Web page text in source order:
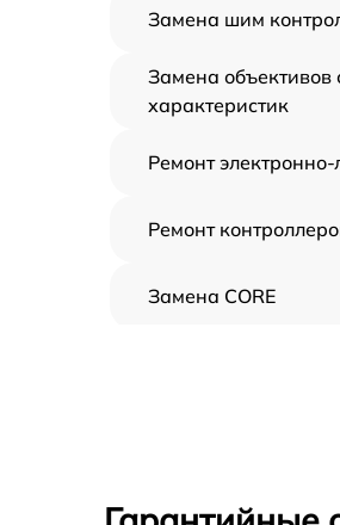
Замена шим
Замена объективов
характеристик
Ремонт
Ремонт
Замена CORE